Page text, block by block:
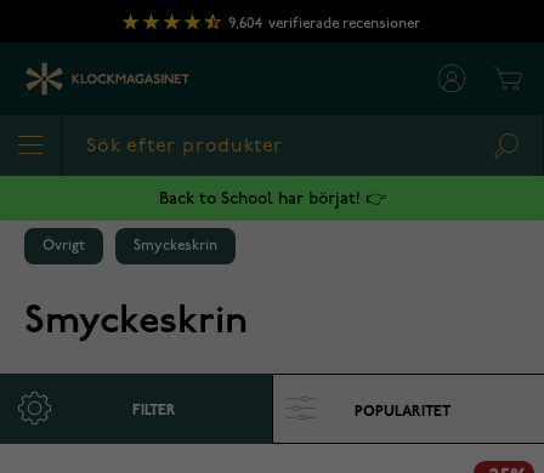
Hoppa till innehållet
9,604 verifierade recensioner
Back to School har börjat! 👉
Övrigt Smyckeskrin
Smyckeskrin
FILTER